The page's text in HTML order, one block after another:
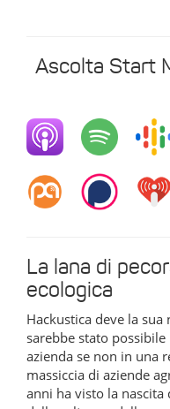
Ascolta Start
La lana di
ecologica
Hackustica deve la
sarebbe stato
azienda se non in una
massiccia di aziende
anni ha visto la